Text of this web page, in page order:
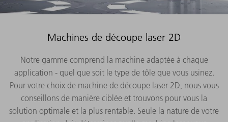
Machines de découpe laser 2D
Notre gamme comprend la machine adaptée à chaque
application - quel que soit le type de tôle que vous usinez.
Pour votre choix de machine de découpe laser 2D, nous vous
conseillons de manière ciblée et trouvons pour vous la
solution optimale et la plus rentable. Seule la nature de votre